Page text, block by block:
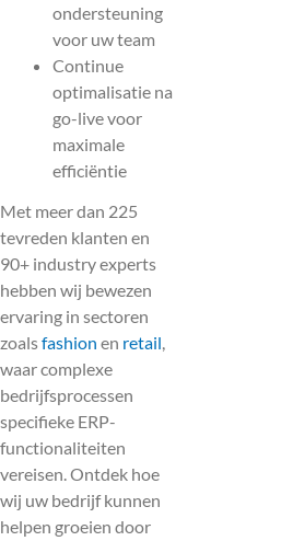
ondersteuning
voor uw team
Continue
optimalisatie na
go-live voor
maximale
efficiëntie
Met meer dan 225
tevreden klanten en
90+ industry experts
hebben wij bewezen
ervaring in sectoren
zoalsfashion en retail,
waar complexe
bedrijfsprocessen
specifieke ERP-
functionaliteiten
vereisen. Ontdek hoe
wij uw bedrijf kunnen
helpen groeien door